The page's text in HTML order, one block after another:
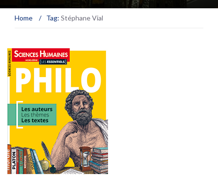
Home / Tag: Stéphane Vial